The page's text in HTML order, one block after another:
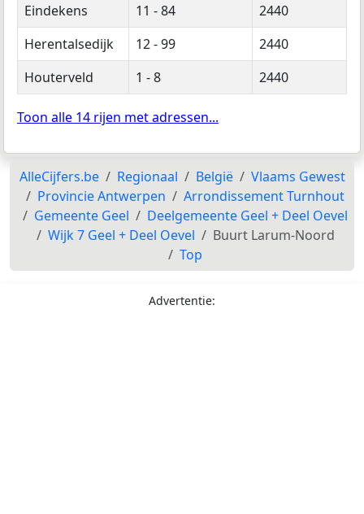
Eindekens
11 - 84
2440
Herentalsedijk
12 - 99
2440
Houterveld
1 - 8 2440
Toon alle 14 rijen met adressen...
AlleCijfers.be Regionaal België
Vlaams Gewest
Provincie Antwerpen
Arrondissement Turnhout
Gemeente Geel
Deelgemeente Geel + Deel Oevel
Wijk 7 Geel + Deel Oevel
Buurt Larum-Noord
Top
Advertentie: